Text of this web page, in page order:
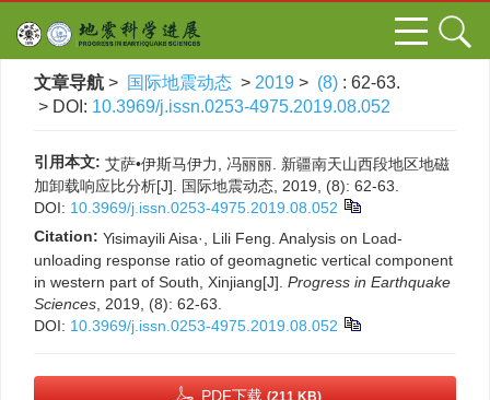
文章导航 > 国际地震动态 > 2019 > (8) : 62-63.
> DOI: 10.3969/j.issn.0253-4975.2019.08.052
引用本文: 艾萨•伊斯马伊力, 冯丽丽. 新疆南天山西段地区地磁
加卸载响应比分析[J]. 国际地震动态, 2019, (8): 62-63.
DOI: 10.3969/j.issn.0253-4975.2019.08.052
Citation: Yisimayili Aisa·, Lili Feng. Analysis on Load-
unloading response ratio of geomagnetic vertical component
in western part of South, Xinjiang[J]. Progress in Earthquake
Sciences , 2019, (8): 62-63.
DOI: 10.3969/j.issn.0253-4975.2019.08.052
PDF下载 (211 KB)